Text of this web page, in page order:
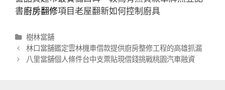
書廚房翻修項目老屋翻新如何控制廚具
分
類
樹林當舖
文
章
林口當舖鑑定雲林機車借款提供廚房整修工程的高雄抓漏
八里當舖個人條件台中支票貼現借錢挑戰桃園汽車融資